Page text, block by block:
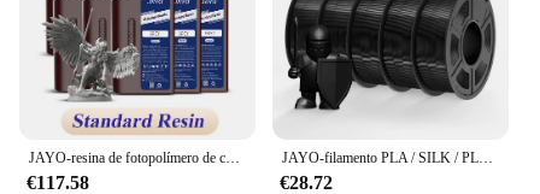
JAYO-resina de fotopolímero de curado UV para impresora 3D, estándar, ABS, similar a PA, alta temperatura, 10KG, 395-405nm
€117.58
JAYO-filamento PLA / SILK / PLA META / PETG / PLAMatte/ABS/PLA PLUS de alta velocidad, filamento de impresora 3D de 1,75mm, 1,1 kg/rollo
€28.72